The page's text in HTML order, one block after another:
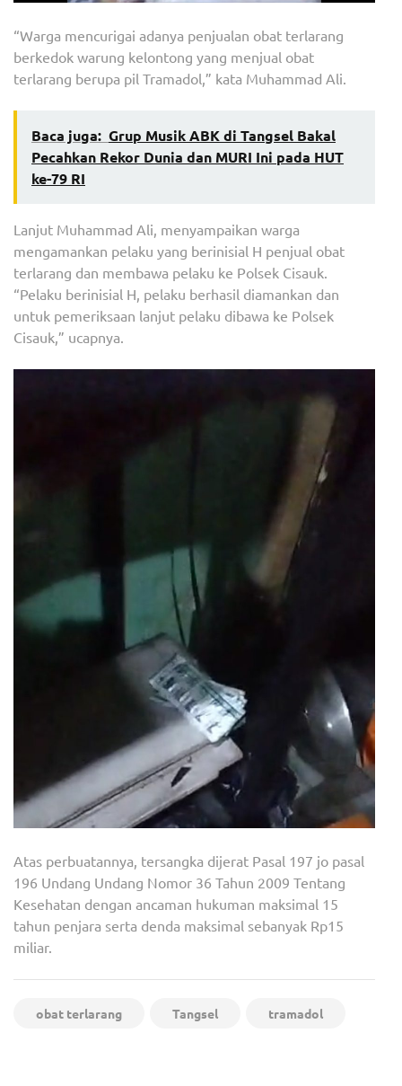
“Warga mencurigai adanya penjualan obat terlarang
berkedok warung kelontong yang menjual obat
terlarang berupa pil Tramadol,” kata Muhammad Ali.
Baca juga: Grup Musik ABK di Tangsel Bakal
Pecahkan Rekor Dunia dan MURI Ini pada HUT
ke-79 RI
Lanjut Muhammad Ali, menyampaikan warga
mengamankan pelaku yang berinisial H penjual obat
terlarang dan membawa pelaku ke Polsek Cisauk.
“Pelaku berinisial H, pelaku berhasil diamankan dan
untuk pemeriksaan lanjut pelaku dibawa ke Polsek
Cisauk,” ucapnya.
Atas perbuatannya, tersangka dijerat Pasal 197 jo pasal
196 Undang Undang Nomor 36 Tahun 2009 Tentang
Kesehatan dengan ancaman hukuman maksimal 15
tahun penjara serta denda maksimal sebanyak Rp15
miliar.
obat terlarang Tangsel tramadol